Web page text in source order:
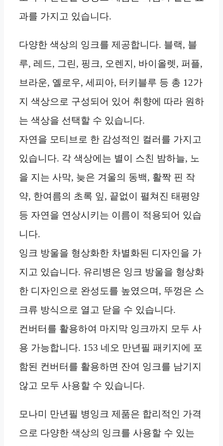
과를 가지고 있습니다.
다양한 색상의 잉크를 제공합니다. 블랙, 블
루, 레드, 그린, 핑크, 오렌지, 바이올렛, 퍼플,
브라운, 옐로우, 세피아, 터키블루 등 총 12가
지 색상으로 구성되어 있어 취향에 따라 원하
는 색상을 선택할 수 있습니다.
자연을 모티브로 한 감성적인 컬러를 가지고
있습니다. 각 색상에는 별이 스친 밤하늘, 노
을 지는 사막, 늦은 겨울의 동백, 활짝 핀 작
약, 한여름의 초록 잎, 끝없이 펼쳐진 태평양
등 자연을 연상시키는 이름이 적용되어 있습
니다.
잉크 방울을 형상화한 차별화된 디자인을 가
지고 있습니다. 유리병은 잉크 방울을 형상화
한 디자인으로 완성도를 높였으며, 뚜껑은 스
크류 방식으로 열고 닫을 수 있습니다.
컨버터를 활용하여 마지막 잉크까지 모두 사
용 가능합니다. 153 네오 만년필 패키지에 포
함된 컨버터를 활용하면 잔여 잉크를 남기지
않고 모두 사용할 수 있습니다.
모나미 만년필 병잉크 제품은 합리적인 가격
으로 다양한 색상의 잉크를 사용할 수 있는